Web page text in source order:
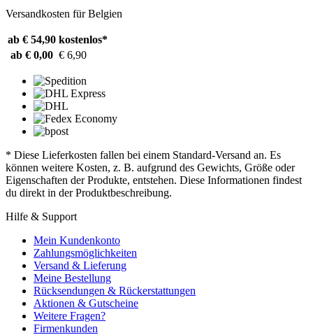
Versandkosten für Belgien
ab € 54,90 kostenlos*
ab € 0,00 € 6,90
* Diese Lieferkosten fallen bei einem Standard-Versand an. Es
können weitere Kosten, z. B. aufgrund des Gewichts, Größe oder
Eigenschaften der Produkte, entstehen. Diese Informationen findest
du direkt in der Produktbeschreibung.
Hilfe & Support
Mein Kundenkonto
Zahlungsmöglichkeiten
Versand & Lieferung
Meine Bestellung
Rücksendungen & Rückerstattungen
Aktionen & Gutscheine
Weitere Fragen?
Firmenkunden